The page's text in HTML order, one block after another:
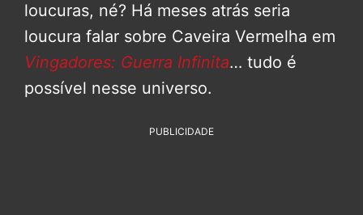
loucuras, né? Há meses atrás seria
loucura falar sobre Caveira Vermelha em
Vingadores: Guerra Infinita… tudo é
possível nesse universo.
PUBLICIDADE